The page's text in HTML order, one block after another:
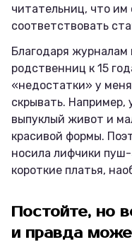
читательниц, что им
соответствовать
Благодаря
родственниц к 15
«недостатки» у
скрывать. Например,
выпуклый живот и
красивой формы.
носила лифчики
короткие платья,
Постойте, но
и правда